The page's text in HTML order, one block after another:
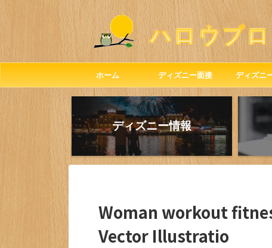
ホーム ディズニー面接 ディズニ
ディズニー情報
Woman workout
Vector Illustratio